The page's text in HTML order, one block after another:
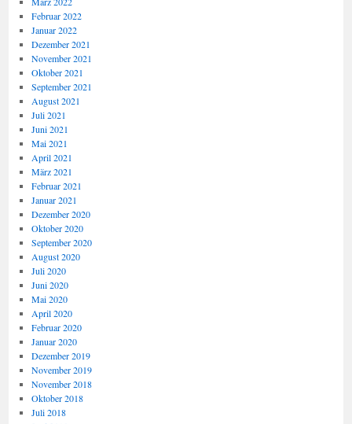
Februar 2022
Januar 2022
Dezember 2021
November 2021
Oktober 2021
September 2021
August 2021
Juli 2021
Juni 2021
Mai 2021
April 2021
März 2021
Februar 2021
Januar 2021
Dezember 2020
Oktober 2020
September 2020
August 2020
Juli 2020
Juni 2020
Mai 2020
April 2020
Februar 2020
Januar 2020
Dezember 2019
November 2019
November 2018
Oktober 2018
Juli 2018